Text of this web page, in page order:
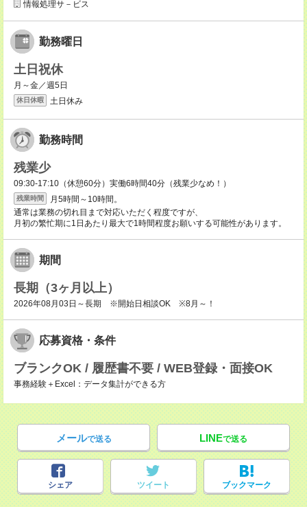
情報処理サ－ビス
勤務曜日
土日祝休
月～金／週5日
休日休暇 土日休み
勤務時間
残業少
09:30-17:10（休憩60分）実働6時間40分（残業少なめ！）
残業時間
月5時間～10時間。
通常は業務の切れ目まで対応いただく程度ですが、
月初の繁忙期に1日あたり最大で1時間程度お願いする可能性があります。
期間
長期（3ヶ月以上）
2026年08月03日～長期 ※開始日相談OK ※8月～！
応募資格・条件
ブランクOK / 履歴書不要 / WEB登録・面接OK
事務経験＋Excel：データ集計ができる方
メールで送る LINEで送る
シェア ツイート ブックマーク